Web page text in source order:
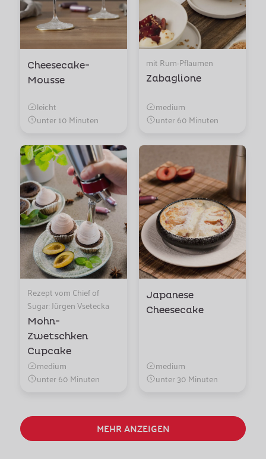
Cheesecake-
Mousse
leicht
unter 10 Minuten
mit Rum-Pflaumen
Zabaglione
medium
unter 60 Minuten
Rezept vom Chief of
Sugar: Jürgen Vsetecka
Mohn-
Zwetschken
Cupcake
medium
unter 60 Minuten
Japanese
Cheesecake
medium
unter 30 Minuten
MEHR ANZEIGEN